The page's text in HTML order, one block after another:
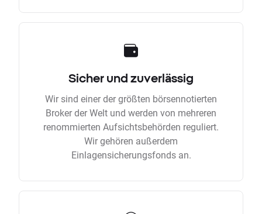
Sicher und zuverlässig
Wir sind einer der größten börsennotierten
Broker der Welt und werden von mehreren
renommierten Aufsichtsbehörden reguliert.
Wir gehören außerdem
Einlagensicherungsfonds an.